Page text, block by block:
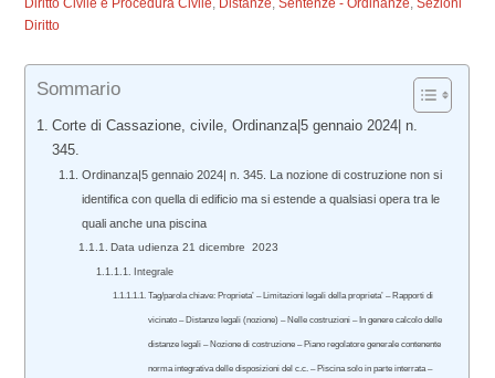
Diritto Civile e Procedura Civile, Distanze,Sentenze - Ordinanze,Sezioni
Diritto
Sommario
Corte di Cassazione, civile, Ordinanza|5 gennaio 2024| n.
345.
Ordinanza|5 gennaio 2024| n. 345. La nozione di costruzione non si
identifica con quella di edificio ma si estende a qualsiasi opera tra le
quali anche una piscina
Data udienza 21 dicembre 2023
Integrale
Tag/parola chiave: Proprieta’ – Limitazioni legali della proprieta’ – Rapporti di
vicinato – Distanze legali (nozione) – Nelle costruzioni – In genere calcolo delle
distanze legali – Nozione di costruzione – Piano regolatore generale contenente
norma integrativa delle disposizioni del c.c. – Piscina solo in parte interrata –